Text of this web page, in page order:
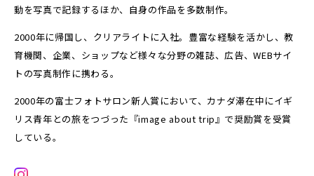
動を写真で記録するほか、自身の作品を多数制作。
2000年に帰国し、クリアライトに入社。豊富な経験を活かし、教
育機関、企業、ショップなど様々な分野の雑誌、広告、WEBサイ
トの写真制作に携わる。
2000年の富士フォトサロン新人賞において、カナダ滞在中にイギ
リス青年との旅をつづった『image about trip』で奨励賞を受賞
している。